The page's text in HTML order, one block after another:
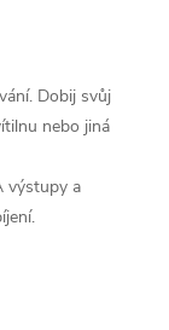
Dobij svůj
nebo jiná
výstupy a